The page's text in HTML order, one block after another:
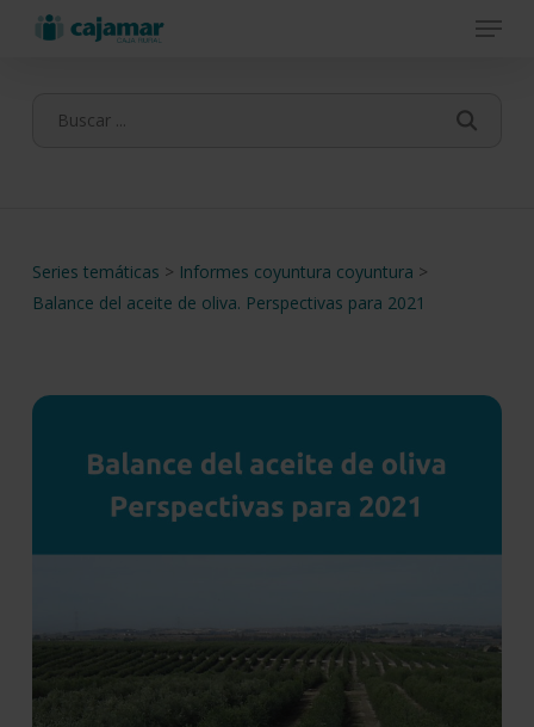
Menu
Series temáticas > Informes coyuntura coyuntura >
Balance del aceite de oliva. Perspectivas para 2021